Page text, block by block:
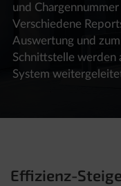
und
Verschiedene
Auswertung und
Schnittstelle werden
System
Effizienz-